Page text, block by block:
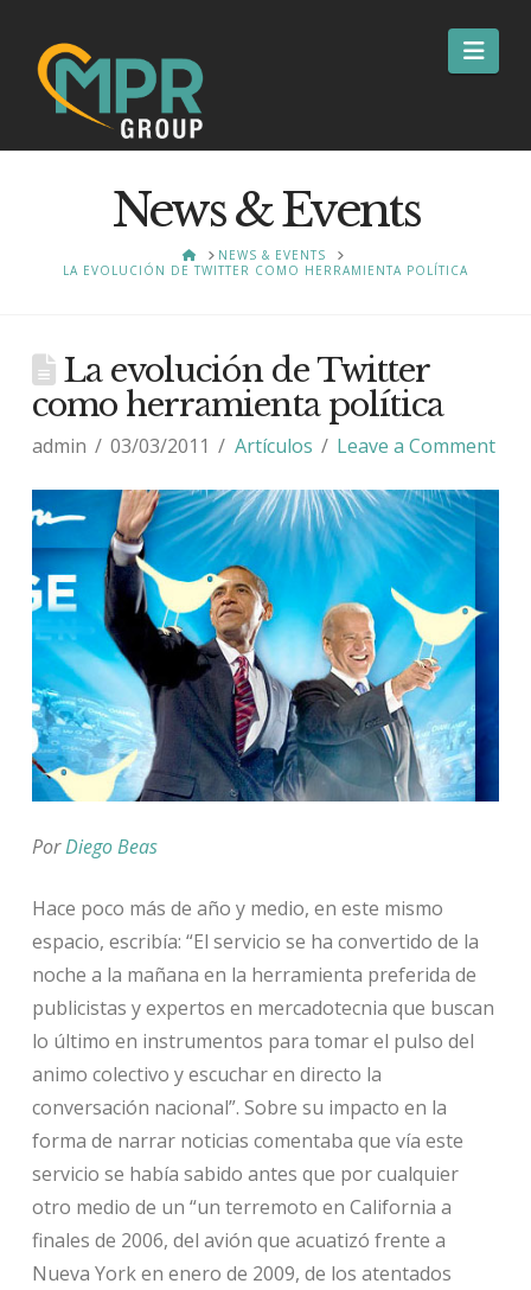
News & Events
HOMENEWS & EVENTS
LA EVOLUCIÓN DE TWITTER COMO HERRAMIENTA POLÍTICA
La evolución de Twitter
como herramienta política
admin 03/03/2011 Artículos Leave a Comment
PorDiego Beas
Hace poco más de año y medio, en este mismo
espacio, escribía: “El servicio se ha convertido de la
noche a la mañana en la herramienta preferida de
publicistas y expertos en mercadotecnia que buscan
lo último en instrumentos para tomar el pulso del
animo colectivo y escuchar en directo la
conversación nacional”. Sobre su impacto en la
forma de narrar noticias comentaba que vía este
servicio se había sabido antes que por cualquier
otro medio de un “un terremoto en California a
finales de 2006, del avión que acuatizó frente a
Nueva York en enero de 2009, de los atentados